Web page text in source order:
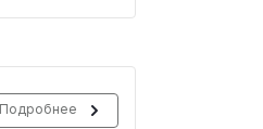
Подробнее